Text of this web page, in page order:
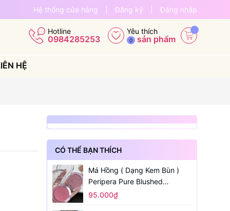
Hệ thống cửa hàng Đăng ký Đăng nhập
Hotline
0984285253
Yêu thích
0 sản phẩm
HỆ
CÓ THỂ BẠN THÍCH
Má Hồng ( Dạng Kem Bùn )
Peripera Pure Blushed
Sunshine Cheek
95.000₫